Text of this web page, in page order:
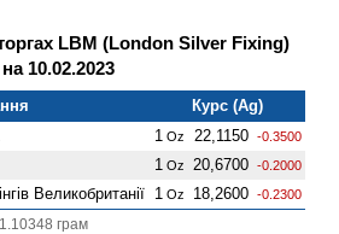
LBM (London Silver Fixing)
на 10.02.2023
Курс (Ag)
1 Oz 22,1150 -0.3500
1 Oz 20,6700 -0.2000
Велико­британії 1 Oz 18,2600 -0.2300
грам